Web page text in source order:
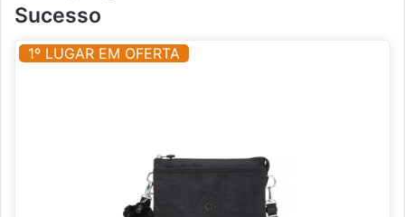
Sucesso
1º LUGAR EM OFERTA